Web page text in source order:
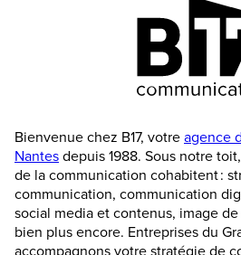
Bienvenue chez B17, votreagence
Nantesdepuis 1988. Sous notre
de la communication cohabitent :
communication, communication
social media et contenus, image
bien plus encore. Entreprises du
accompagnons votre stratégie de